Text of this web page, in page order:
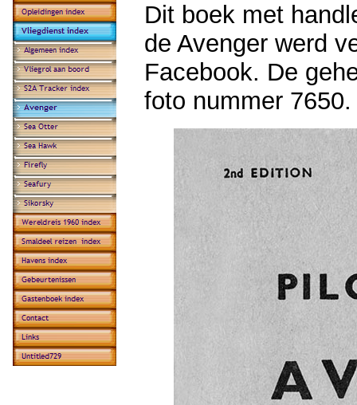
Dit boek met
de Avenger werd
Facebook. De
foto nummer 7650.